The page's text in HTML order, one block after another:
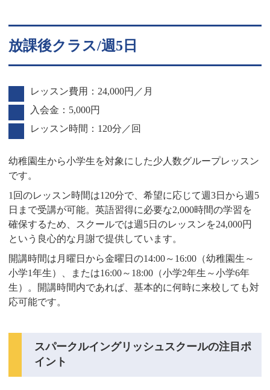
放課後クラス/週5日
レッスン費用：24,000円／月
入会金：5,000円
レッスン時間：120分／回
幼稚園生から小学生を対象にした少人数グループレッスン
です。
1回のレッスン時間は120分で、希望に応じて週3日から週5
日まで受講が可能。英語習得に必要な2,000時間の学習を
確保するため、スクールでは週5日のレッスンを24,000円
という良心的な月謝で提供しています。
開講時間は月曜日から金曜日の14:00～16:00（幼稚園生～
小学1年生）、または16:00～18:00（小学2年生～小学6年
生）。開講時間内であれば、基本的に何時に来校しても対
応可能です。
スパークルイングリッシュスクールの注目ポ
イント